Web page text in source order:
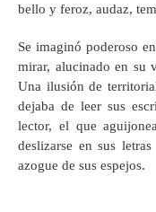
bello y feroz, audaz,
Se imaginó poderoso
mirar, alucinado en su
Una ilusión de
dejaba de leer sus
lector, el que
deslizarse en sus
azogue de sus espejos.